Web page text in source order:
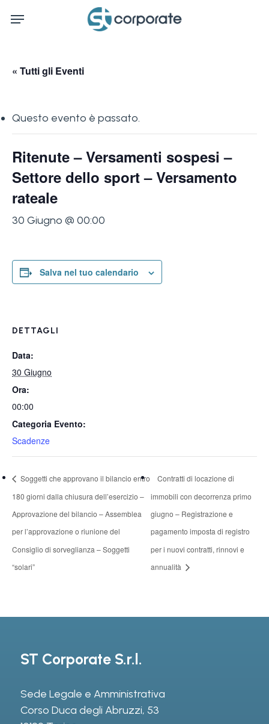
Menu
« Tutti gli Eventi
Questo evento è passato.
Ritenute – Versamenti sospesi –
Settore dello sport – Versamento
rateale
30 Giugno @ 00:00
Salva nel tuo calendario
DETTAGLI
Data:
30 Giugno
Ora:
00:00
Categoria Evento:
Scadenze
Soggetti che approvano il bilancio entro
180 giorni dalla chiusura dell’esercizio –
Approvazione del bilancio – Assemblea
per l’approvazione o riunione del
Consiglio di sorveglianza – Soggetti
“solari”
Contratti di locazione di
immobili con decorrenza primo
giugno – Registrazione e
pagamento imposta di registro
per i nuovi contratti, rinnovi e
annualità
ST Corporate S.r.l.
Sede Legale e Amministrativa
Corso Duca degli Abruzzi, 53